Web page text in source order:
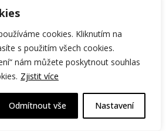
cookies. Kliknutím na
s použitím všech cookies.
nám můžete poskytnout souhlas
Zjistit více
Nastavení
Odmítnout vše
zátěže, tak třeba i
u jiných klientů.
řešení u starších klientů je